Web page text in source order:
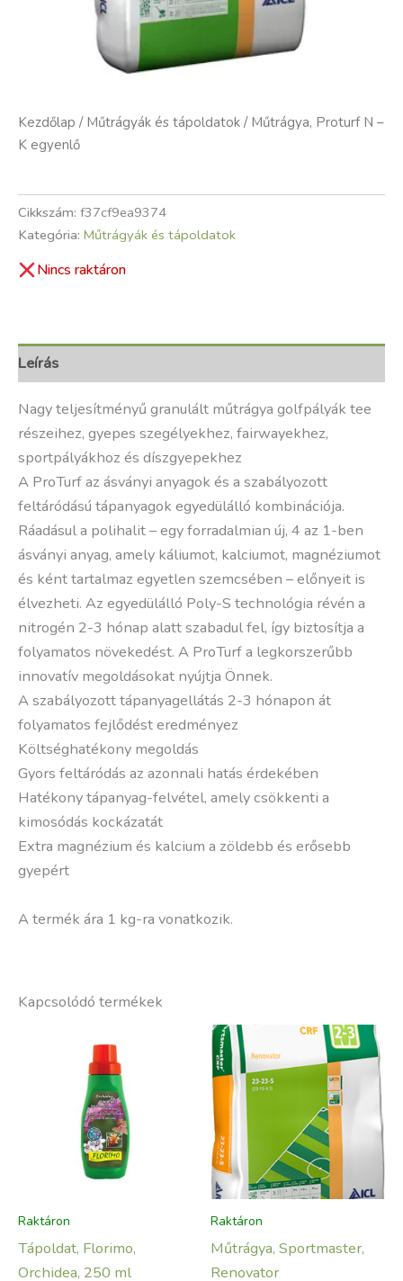
Kezdőlap / Műtrágyák és tápoldatok / Műtrágya, Proturf N –
K egyenlő
Cikkszám: f37cf9ea9374
Kategória: Műtrágyák és tápoldatok
Nincs raktáron
Leírás
Nagy teljesítményű granulált műtrágya golfpályák tee
részeihez, gyepes szegélyekhez, fairwayekhez,
sportpályákhoz és díszgyepekhez
A ProTurf az ásványi anyagok és a szabályozott
feltáródású tápanyagok egyedülálló kombinációja.
Ráadásul a polihalit – egy forradalmian új, 4 az 1-ben
ásványi anyag, amely káliumot, kalciumot, magnéziumot
és ként tartalmaz egyetlen szemcsében – előnyeit is
élvezheti. Az egyedülálló Poly-S technológia révén a
nitrogén 2-3 hónap alatt szabadul fel, így biztosítja a
folyamatos növekedést. A ProTurf a legkorszerűbb
innovatív megoldásokat nyújtja Önnek.
A szabályozott tápanyagellátás 2-3 hónapon át
folyamatos fejlődést eredményez
Költséghatékony megoldás
Gyors feltáródás az azonnali hatás érdekében
Hatékony tápanyag-felvétel, amely csökkenti a
kimosódás kockázatát
Extra magnézium és kalcium a zöldebb és erősebb
gyepért
A termék ára 1 kg-ra vonatkozik.
Kapcsolódó termékek
Raktáron
Tápoldat, Florimo,
Orchidea, 250 ml
Raktáron
Műtrágya, Sportmaster,
Renovator